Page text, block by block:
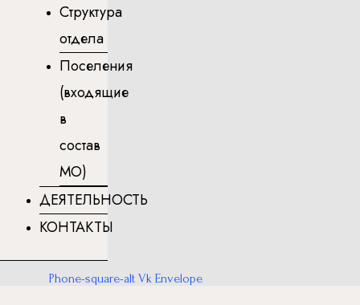
Структура
отдела
Поселения
(входящие
в
состав
МО)
ДЕЯТЕЛЬНОСТЬ
КОНТАКТЫ
Phone-square-alt Vk Envelope